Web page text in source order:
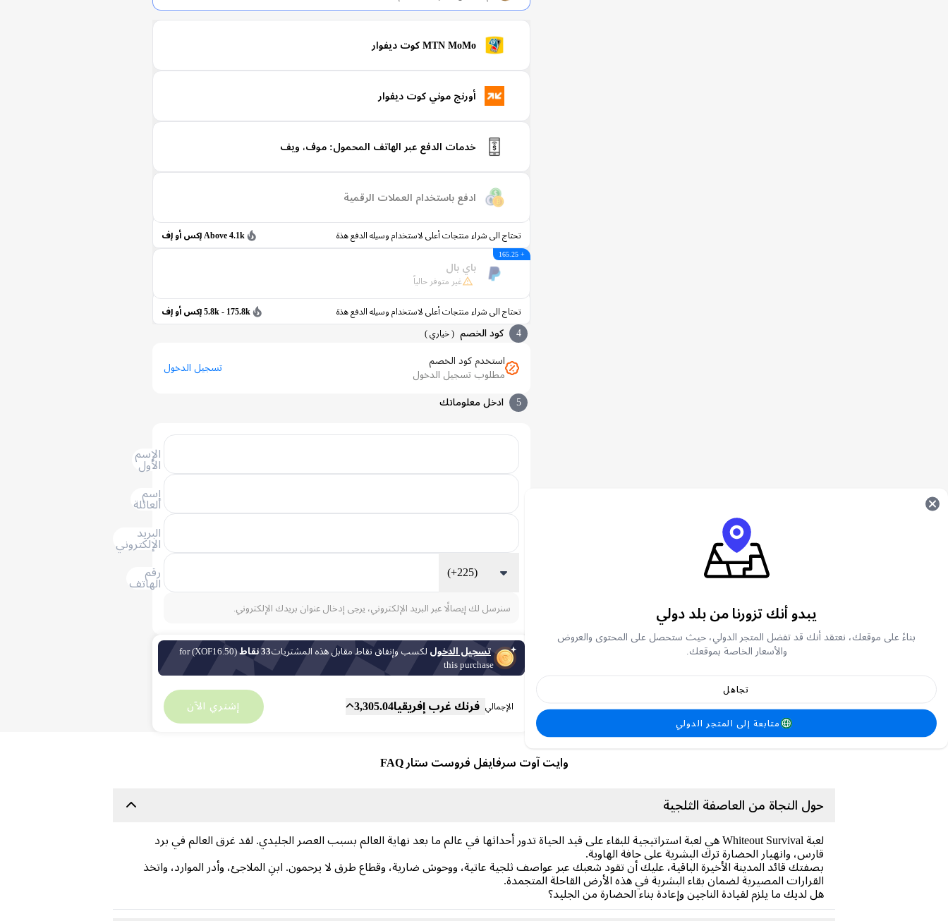
MTN MoMo كوت ديفوار
أورنج موني كوت ديفوار
خدمات الدفع عبر الهاتف المحمول: موف، ويف
ادفع باستخدام العملات الرقمية
تحتاج الى شراء منتجات أعلى لاستخدام وسيله الدفع هذة Above 4.1k إكس أو إف
باي بال
غير متوفر حالياً
+ 165.25
تحتاج الى شراء منتجات أعلى لاستخدام وسيله الدفع هذة 5.8k - 175.8k إكس أو إف
4 كود الخصم ( خياري )
استخدم كود الخصم
مطلوب تسجيل الدخول
تسجيل الدخول
5 ادخل معلوماتك
الإسم
الأول
إسم
العائلة
البريد
الإلكتروني
رقم
الهاتف
(+225)
سنرسل لك إيصالًا عبر البريد الإلكتروني، يرجى إدخال عنوان بريدك الإلكتروني.
تسجيل الدخول لكسب وإنفاق نقاط مقابل هذه المشتريات33 نقاط
(XOF16.50) for
this purchase
فرنك غرب إفريقيا3,305.04
Fee
فرنك غرب إفريقيا 0 الإجمالي فرنك غرب إفريقيا3,305.04 إشتري الآن
وايت آوت سرفايفل فروست ستار FAQ
حول النجاة من العاصفة الثلجية
لعبة Whiteout Survival هي لعبة استراتيجية للبقاء على قيد الحياة تدور أحداثها في عالم ما بعد نهاية العالم بسبب العصر الجليدي. لقد غرق العالم في برد
قارس، وانهيار الحضارة ترك البشرية على حافة الهاوية.
بصفتك قائد المدينة الأخيرة الباقية، عليك أن تقود شعبك عبر عواصف ثلجية عاتية، ووحوش ضارية، وقطاع طرق لا يرحمون. ابنِ الملاجئ، وأدر الموارد، واتخذ
القرارات المصيرية لضمان بقاء البشرية في هذه الأرض القاحلة المتجمدة.
هل لديك ما يلزم لقيادة الناجين وإعادة بناء الحضارة من الجليد؟
يبدو أنك تزورنا من بلد دولي
بناءً على موقعك، نعتقد أنك قد تفضل المتجر الدولي، حيث ستحصل على المحتوى والعروض
والأسعار الخاصة بموقعك.
تجاهل
متابعة إلى المتجر الدولي